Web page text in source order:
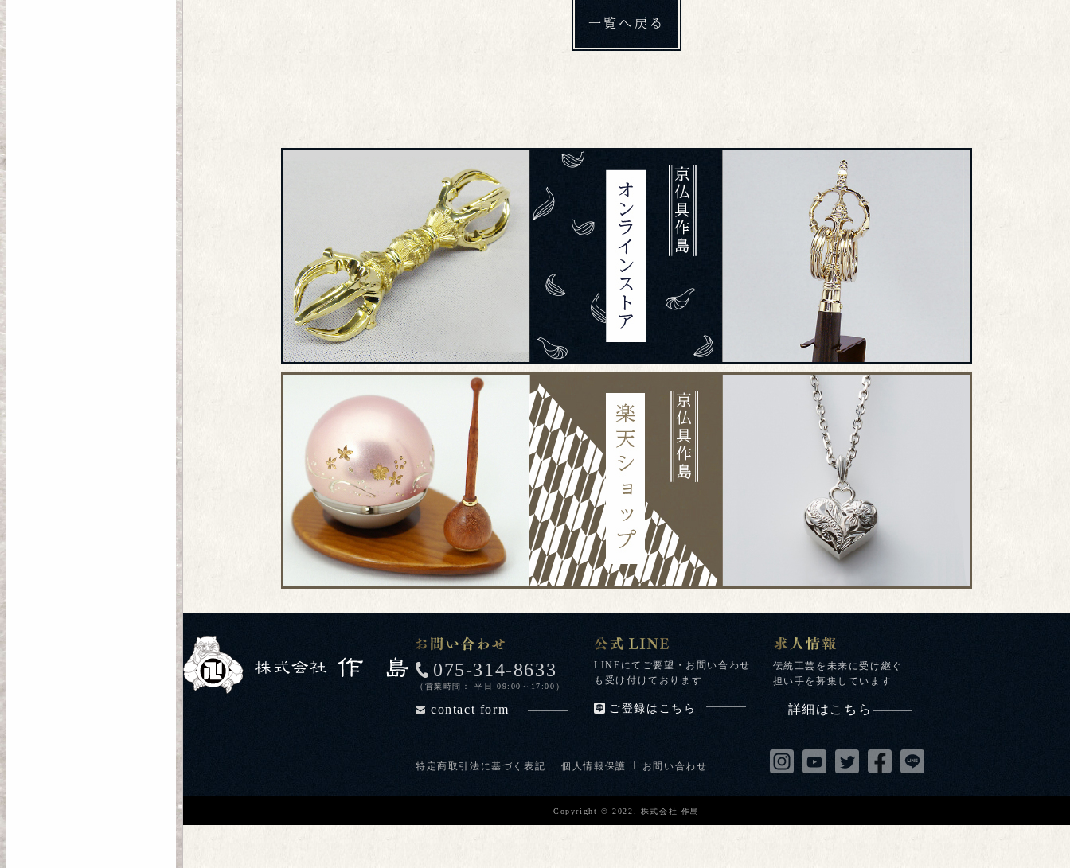
一覧へ戻る
075-314-8633
（営業時間： 平日 09:00～17:00）
contact form
LINEにてご要望・お問い合わせ
も受け付けております
ご登録はこちら
伝統工芸を未来に受け継ぐ
担い手を募集しています
詳細はこちら
特定商取引法に基づく表記 個人情報保護 お問い合わせ
Copyright © 2022. 株式会社 作島